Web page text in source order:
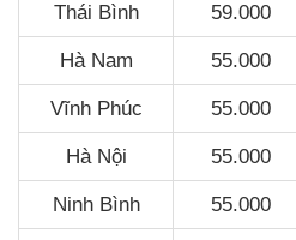
Thái Bình 59.000
Hà Nam 55.000
Vĩnh Phúc 55.000
Hà Nội 55.000
Ninh Bình 55.000